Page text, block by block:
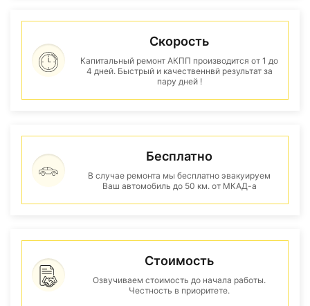
Скорость
Капитальный ремонт АКПП производится от 1 до
4 дней. Быстрый и качественнвй результат за
пару дней !
Бесплатно
В случае ремонта мы бесплатно эвакуируем
Ваш автомобиль до 50 км. от МКАД-а
Стоимость
Озвучиваем стоимость до начала работы.
Честность в приоритете.